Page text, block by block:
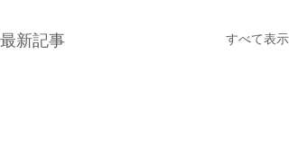
最新記事 すべて表示